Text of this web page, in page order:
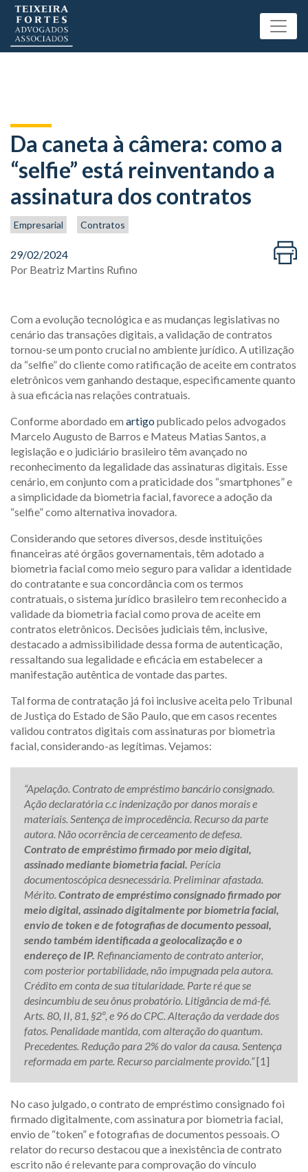
Da caneta à câmera: como a
“selfie” está reinventando a
assinatura dos contratos
Empresarial Contratos
29/02/2024
Por Beatriz Martins Rufino
Com a evolução tecnológica e as mudanças legislativas no
cenário das transações digitais, a validação de contratos
tornou-se um ponto crucial no ambiente jurídico. A utilização
da “selfie” do cliente como ratificação de aceite em contratos
eletrônicos vem ganhando destaque, especificamente quanto
à sua eficácia nas relações contratuais.
Conforme abordado em artigo publicado pelos advogados
Marcelo Augusto de Barros e Mateus Matias Santos, a
legislação e o judiciário brasileiro têm avançado no
reconhecimento da legalidade das assinaturas digitais. Esse
cenário, em conjunto com a praticidade dos “smartphones” e
a simplicidade da biometria facial, favorece a adoção da
“selfie” como alternativa inovadora.
Considerando que setores diversos, desde instituições
financeiras até órgãos governamentais, têm adotado a
biometria facial como meio seguro para validar a identidade
do contratante e sua concordância com os termos
contratuais, o sistema jurídico brasileiro tem reconhecido a
validade da biometria facial como prova de aceite em
contratos eletrônicos. Decisões judiciais têm, inclusive,
destacado a admissibilidade dessa forma de autenticação,
ressaltando sua legalidade e eficácia em estabelecer a
manifestação autêntica de vontade das partes.
Tal forma de contratação já foi inclusive aceita pelo Tribunal
de Justiça do Estado de São Paulo, que em casos recentes
validou contratos digitais com assinaturas por biometria
facial, considerando-as legítimas. Vejamos:
“Apelação. Contrato de empréstimo bancário consignado.
Ação declaratória c.c indenização por danos morais e
materiais. Sentença de improcedência. Recurso da parte
autora. Não ocorrência de cerceamento de defesa.
Contrato de empréstimo firmado por meio digital,
assinado mediante biometria facial. Perícia
documentoscópica desnecessária. Preliminar afastada.
Mérito. Contrato de empréstimo consignado firmado por
meio digital, assinado digitalmente por biometria facial,
envio de token e de fotografias de documento pessoal,
sendo também identificada a geolocalização e o
endereço de IP. Refinanciamento de contrato anterior,
com posterior portabilidade, não impugnada pela autora.
Crédito em conta de sua titularidade. Parte ré que se
desincumbiu de seu ônus probatório. Litigância de má-fé.
Arts. 80, II, 81, §2º, e 96 do CPC. Alteração da verdade dos
fatos. Penalidade mantida, com alteração do quantum.
Precedentes. Redução para 2% do valor da causa. Sentença
reformada em parte. Recurso parcialmente provido.”[1]
No caso julgado, o contrato de empréstimo consignado foi
firmado digitalmente, com assinatura por biometria facial,
envio de “token” e fotografias de documentos pessoais. O
relator do recurso destacou que a inexistência de contrato
escrito não é relevante para comprovação do vínculo